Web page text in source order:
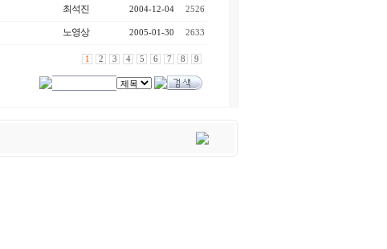
최석진 2004-12-04 2526
노영상 2005-01-30 2633
1 2 3 4 5 6 7 8 9